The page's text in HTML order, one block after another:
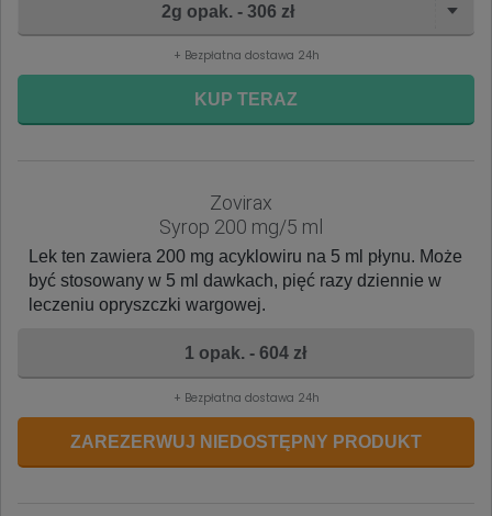
2g opak. - 306 zł
+ Bezpłatna dostawa 24h
KUP TERAZ
Zovirax
Syrop 200 mg/5 ml
Lek ten zawiera 200 mg acyklowiru na 5 ml płynu. Może
być stosowany w 5 ml dawkach, pięć razy dziennie w
leczeniu opryszczki wargowej.
1 opak. - 604 zł
+ Bezpłatna dostawa 24h
ZAREZERWUJ NIEDOSTĘPNY PRODUKT